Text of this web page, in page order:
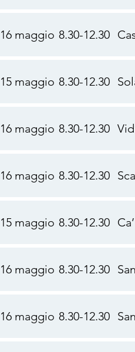
16 maggio 8.30-12.30
15 maggio 8.30-12.30
16 maggio 8.30-12.30
16 maggio 8.30-12.30
15 maggio 8.30-12.30
16 maggio 8.30-12.30
16 maggio 8.30-12.30